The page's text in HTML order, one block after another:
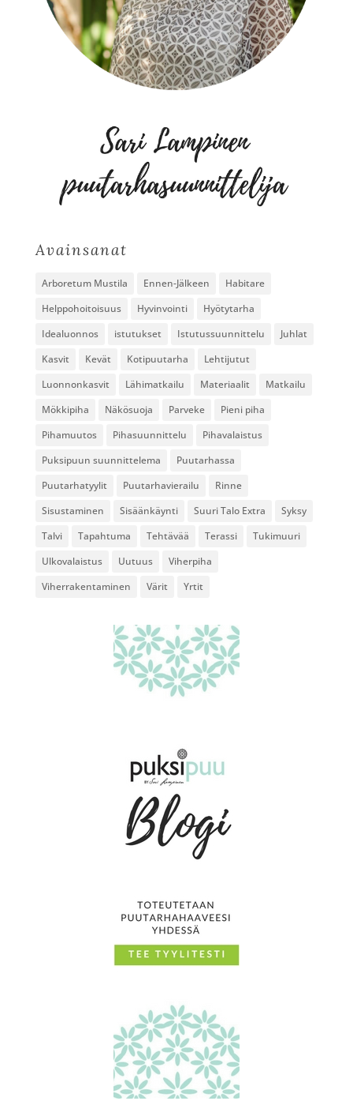
Avainsanat
Arboretum Mustila Ennen-Jälkeen
Habitare
Helppohoitoisuus
Hyvinvointi
Hyötytarha
Idealuonnos
istutukset Istutussuunnittelu
Juhlat
Kasvit
Kevät Kotipuutarha
Lehtijutut
Luonnonkasvit
Lähimatkailu Materiaalit
Matkailu
Mökkipiha
Näkösuoja Parveke
Pieni piha
Pihamuutos
Pihasuunnittelu
Pihavalaistus
Puksipuun suunnittelema
Puutarhassa
Puutarhatyylit
Puutarhavierailu
Rinne
Sisustaminen
Sisäänkäynti Suuri Talo Extra
Syksy
Talvi
Tapahtuma Tehtävää Terassi
Tukimuuri
Ulkovalaistus
Uutuus
Viherpiha
Viherrakentaminen
Värit Yrtit